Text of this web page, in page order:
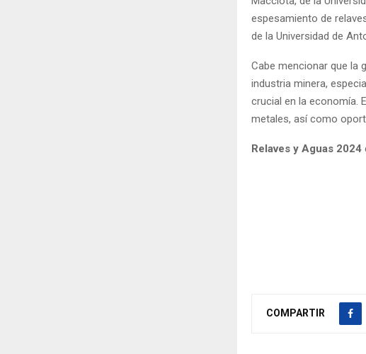
espesamiento de
de la Universidad de
Cabe mencionar que la
industria minera,
crucial en la economía.
metales, así como
Relaves y Aguas 2024
COMPARTIR